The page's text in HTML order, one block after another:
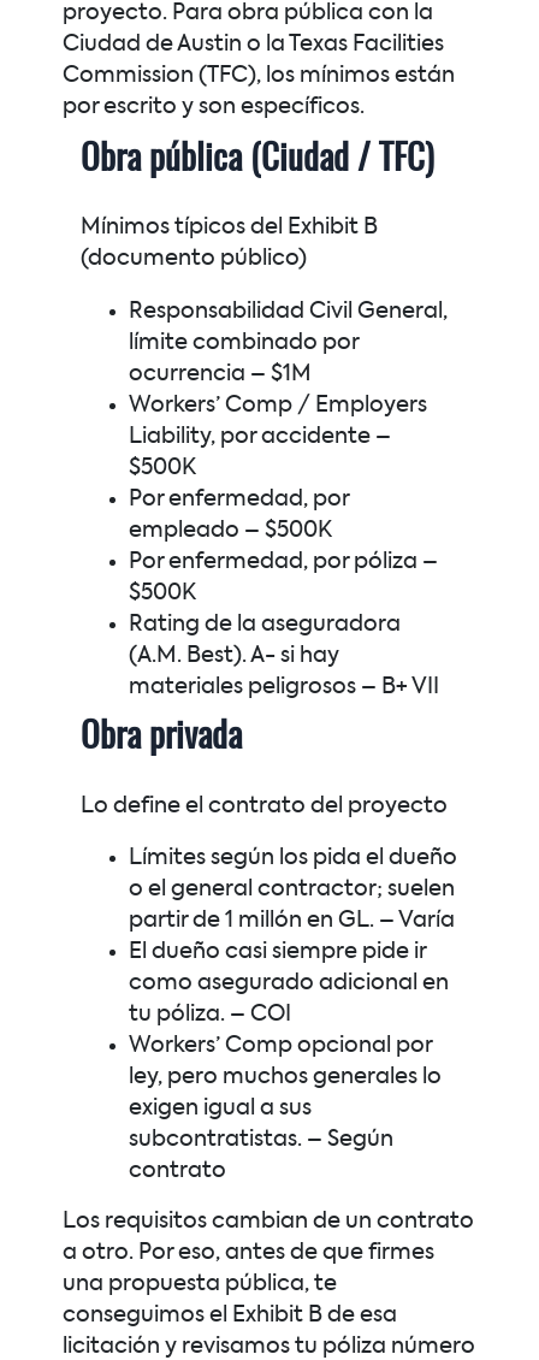
proyecto. Para obra pública con la
Ciudad de Austin o la Texas Facilities
Commission (TFC), los mínimos están
por escrito y son específicos.
Obra pública (Ciudad / TFC)
Mínimos típicos del Exhibit B
(documento público)
Responsabilidad Civil General,
límite combinado por
ocurrencia –$1M
Workers’ Comp / Employers
Liability, por accidente –
$500K
Por enfermedad, por
empleado –$500K
Por enfermedad, por póliza –
$500K
Rating de la aseguradora
(A.M. Best). A- si hay
materiales peligrosos – B+ VII
Obra privada
Lo define el contrato del proyecto
Límites según los pida el dueño
o el general contractor; suelen
partir de 1 millón en GL. – Varía
El dueño casi siempre pide ir
como asegurado adicional en
tu póliza. –COI
Workers’ Comp opcional por
ley, pero muchos generales lo
exigen igual a sus
subcontratistas. –Según
contrato
Los requisitos cambian de un contrato
a otro. Por eso, antes de que firmes
una propuesta pública, te
conseguimos el Exhibit B de esa
licitación y revisamos tu póliza número